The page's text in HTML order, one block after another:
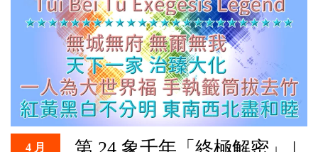
言-
紫薇
君寰
宇傳
奇官
網
都
是
彌
賽
亞-
個
個
都
4 月